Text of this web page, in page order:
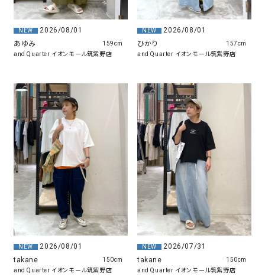
NEW
2026/08/01
あゆみ
and Quarter イオンモール筑紫野店
159cm
NEW
2026/08/01
ひかり
and Quarter イオンモール筑紫野店
157cm
NEW
2026/08/01
takane
and Quarter イオンモール筑紫野店
150cm
NEW
2026/07/31
takane
and Quarter イオンモール筑紫野店
150cm